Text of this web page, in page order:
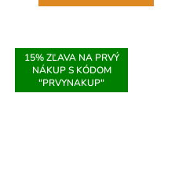
15% ZĽAVA NA PRVÝ
NÁKUP S KÓDOM
"PRVYNAKUP"